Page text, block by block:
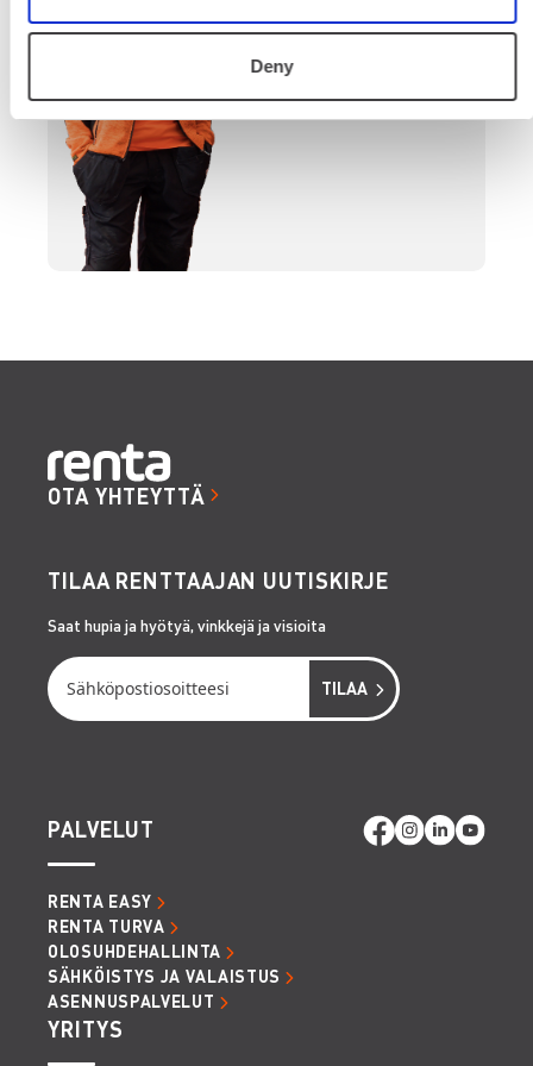
Deny
OTA YHTEYTTÄ
TILAA RENTTAAJAN UUTISKIRJE
Saat hupia ja hyötyä, vinkkejä ja visioita
PALVELUT
RENTA EASY
RENTA TURVA
OLOSUHDEHALLINTA
SÄHKÖISTYS JA VALAISTUS
ASENNUSPALVELUT
YRITYS